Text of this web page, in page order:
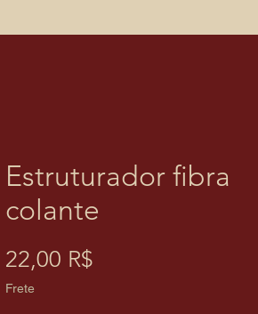
Estruturador fibra
colante
22,00 R$
Frete